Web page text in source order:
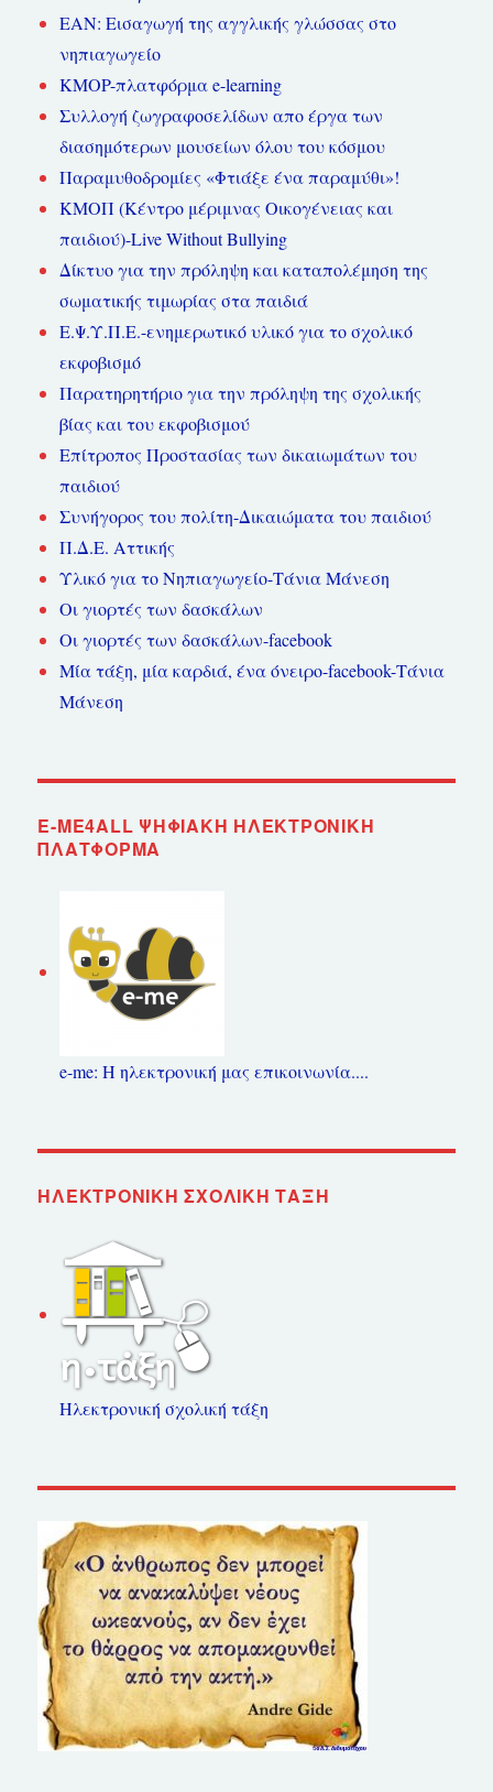
ΕΑΝ: Εισαγωγή της αγγλικής γλώσσας στο
νηπιαγωγείο
KMOP-πλατφόρμα e-learning
Συλλογή ζωγραφοσελίδων απο έργα των
διασημότερων μουσείων όλου του κόσμου
Παραμυθοδρομίες «Φτιάξε ένα παραμύθι»!
ΚΜΟΠ (Κέντρο μέριμνας Οικογένειας και
παιδιού)-Live Without Bullying
Δίκτυο για την πρόληψη και καταπολέμηση της
σωματικής τιμωρίας στα παιδιά
Ε.Ψ.Υ.Π.Ε.-ενημερωτικό υλικό για το σχολικό
εκφοβισμό
Παρατηρητήριο για την πρόληψη της σχολικής
βίας και του εκφοβισμού
Επίτροπος Προστασίας των δικαιωμάτων του
παιδιού
Συνήγορος του πολίτη-Δικαιώματα του παιδιού
Π.Δ.Ε. Αττικής
Υλικό για το Νηπιαγωγείο-Τάνια Μάνεση
Οι γιορτές των δασκάλων
Οι γιορτές των δασκάλων-facebook
Μία τάξη, μία καρδιά, ένα όνειρο-facebook-Τάνια
Μάνεση
E-ME4ALL ΨΗΦΙΑΚΉ ΗΛΕΚΤΡΟΝΙΚΉ
ΠΛΑΤΦΌΡΜΑ
e-me: Η ηλεκτρονική μας επικοινωνία....
ΗΛΕΚΤΡΟΝΙΚΉ ΣΧΟΛΙΚΉ ΤΆΞΗ
Ηλεκτρονική σχολική τάξη